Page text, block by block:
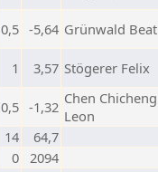
0,5 -5,64 Grünwald Beat
1 3,57 Stögerer Felix
0,5 -1,32 Chen Chicheng
Leon
14
64,7
0 2094